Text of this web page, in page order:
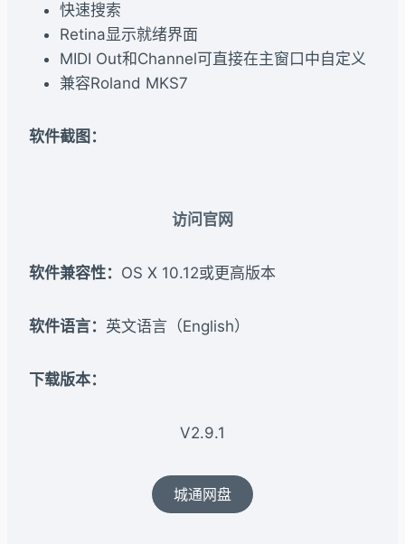
快速搜索
Retina显示就绪界面
MIDI Out和Channel可直接在主窗口中自定义
兼容Roland MKS7
软件截图：
访问官网
软件兼容性： OS X 10.12或更高版本
软件语言： 英文语言（English）
下载版本：​
V2.9.1
城通网盘